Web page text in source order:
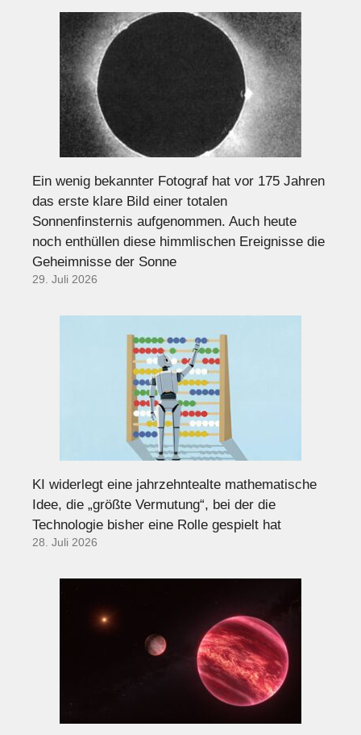
Ein wenig bekannter Fotograf hat vor 175 Jahren
das erste klare Bild einer totalen
Sonnenfinsternis aufgenommen. Auch heute
noch enthüllen diese himmlischen Ereignisse die
Geheimnisse der Sonne
29. Juli 2026
KI widerlegt eine jahrzehntealte mathematische
Idee, die „größte Vermutung“, bei der die
Technologie bisher eine Rolle gespielt hat
28. Juli 2026